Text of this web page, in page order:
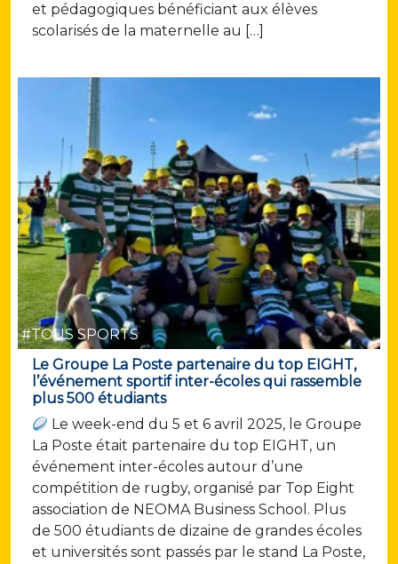
et pédagogiques bénéficiant aux élèves
scolarisés de la maternelle au […]
#TOUS SPORTS
Le Groupe La Poste partenaire du top EIGHT,
l’événement sportif inter-écoles qui rassemble
plus 500 étudiants
Le week-end du 5 et 6 avril 2025, le Groupe
La Poste était partenaire du top EIGHT, un
événement inter-écoles autour d’une
compétition de rugby, organisé par Top Eight
association de NEOMA Business School. Plus
de 500 étudiants de dizaine de grandes écoles
et universités sont passés par le stand La Poste,